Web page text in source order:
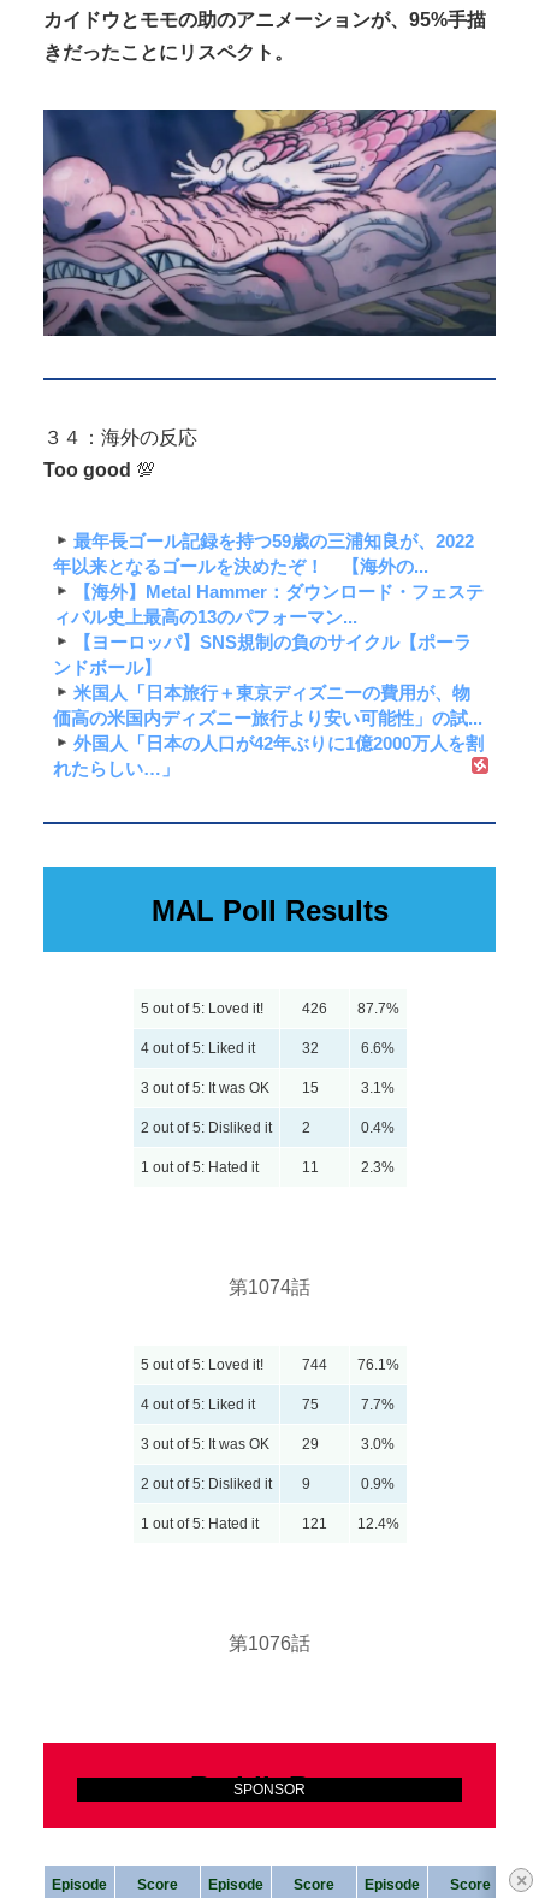
×
カイドウとモモの助のアニメーションが、95%手描
きだったことにリスペクト。
３４：海外の反応
Too good 💯
SPONSOR
最年長ゴール記録を持つ59歳の三浦知良が、2022
年以来となるゴールを決めたぞ！ 【海外の...
【海外】Metal Hammer：ダウンロード・フェステ
ィバル史上最高の13のパフォーマン...
【ヨーロッパ】SNS規制の負のサイクル【ポーラ
ンドボール】
米国人「日本旅行＋東京ディズニーの費用が、物
価高の米国内ディズニー旅行より安い可能性」の試...
外国人「日本の人口が42年ぶりに1億2000万人を割
れたらしい…」
MAL Poll Results
5 out of 5: Loved it! 426 87.7%
4 out of 5: Liked it 32 6.6%
3 out of 5: It was OK 15 3.1%
2 out of 5: Disliked it 2 0.4%
1 out of 5: Hated it 11 2.3%
第1074話
5 out of 5: Loved it! 744 76.1%
4 out of 5: Liked it 75 7.7%
3 out of 5: It was OK 29 3.0%
2 out of 5: Disliked it 9 0.9%
1 out of 5: Hated it 121 12.4%
第1076話
Reddit Rate
Episode Score Episode Score Episode Score